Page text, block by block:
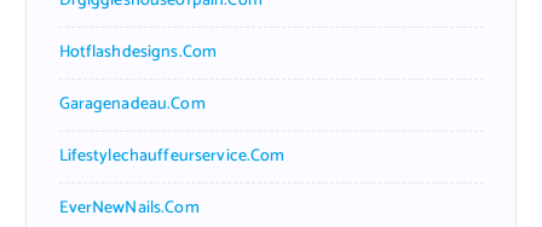
Hotflashdesigns.com
Garagenadeau.com
Lifestylechauffeurservice.com
EverNewNails.com